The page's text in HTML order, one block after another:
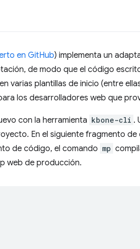
en GitHub) implementa un
de modo que el código
varias plantillas de inicio (entre
los desarrolladores web que
con la herramienta kbone-cli .
En el siguiente fragmento
de código, el comando mp
web de producción.